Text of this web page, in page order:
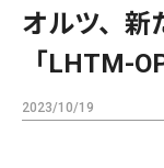
オルツ、新
「LHTM-
2023/10/19